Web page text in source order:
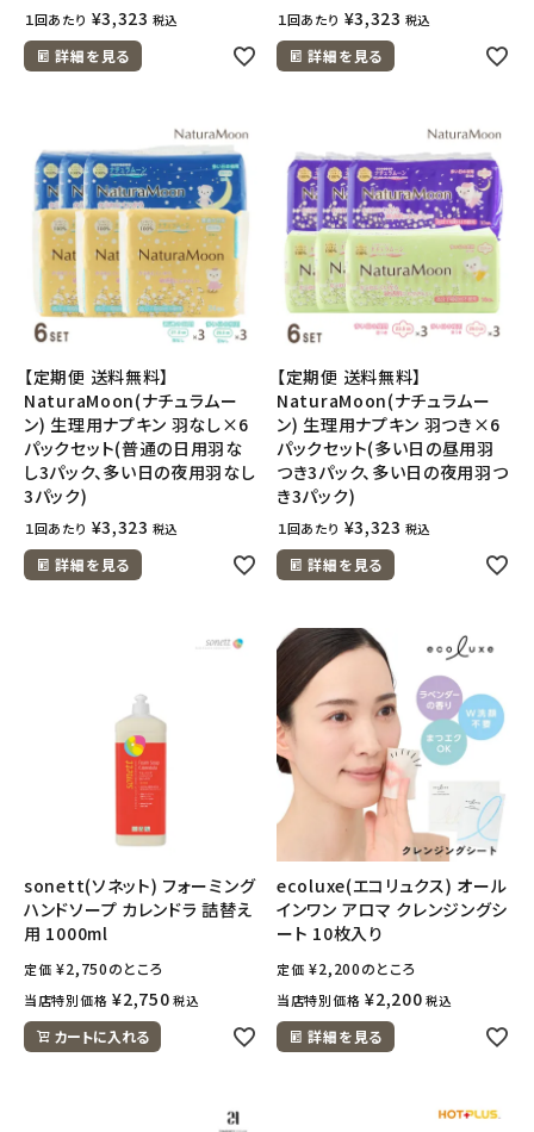
１回あたり ¥3,323 税込
詳細を見る
１回あたり ¥3,323 税込
詳細を見る
【定期便 送料無料】
NaturaMoon(ナチュラムー
ン) 生理用ナプキン 羽なし×6
パックセット(普通の日用羽な
し3パック、多い日の夜用羽なし
3パック)
１回あたり ¥3,323 税込
詳細を見る
【定期便 送料無料】
NaturaMoon(ナチュラムー
ン) 生理用ナプキン 羽つき×6
パックセット(多い日の昼用羽
つき3パック、多い日の夜用羽つ
き3パック)
１回あたり ¥3,323 税込
詳細を見る
sonett(ソネット) フォーミング
ハンドソープ カレンドラ 詰替え
用 1000ml
定価 ¥2,750のところ
当店特別価格 ¥2,750 税込
カートに入れる
ecoluxe(エコリュクス) オール
インワン アロマ クレンジングシ
ート 10枚入り
定価 ¥2,200のところ
当店特別価格 ¥2,200 税込
詳細を見る